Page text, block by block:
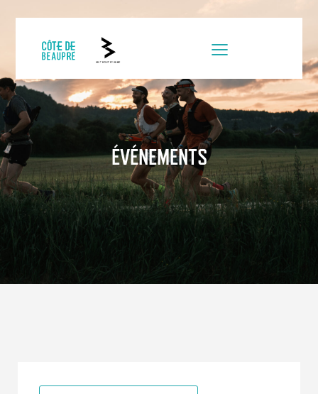
ÉVÉNEMENTS